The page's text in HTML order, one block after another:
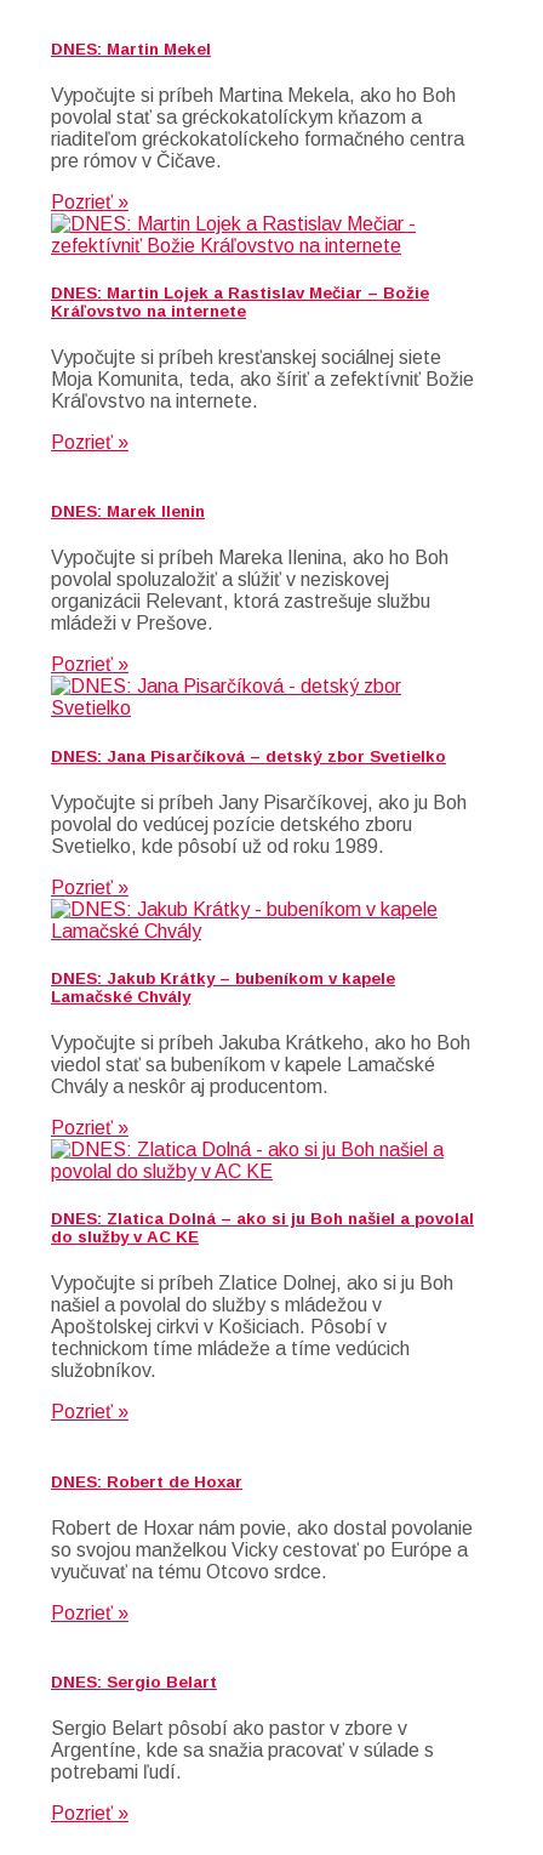
DNES: Martin Mekel
Vypočujte si príbeh Martina Mekela, ako ho Boh
povolal stať sa gréckokatolíckym kňazom a
riaditeľom gréckokatolíckeho formačného centra
pre rómov v Čičave.
Pozrieť »
DNES: Martin Lojek a Rastislav Mečiar – Božie
Kráľovstvo na internete
Vypočujte si príbeh kresťanskej sociálnej siete
Moja Komunita, teda, ako šíriť a zefektívniť Božie
Kráľovstvo na internete.
Pozrieť »
DNES: Marek Ilenin
Vypočujte si príbeh Mareka Ilenina, ako ho Boh
povolal spoluzaložiť a slúžiť v neziskovej
organizácii Relevant, ktorá zastrešuje službu
mládeži v Prešove.
Pozrieť »
DNES: Jana Pisarčíková – detský zbor Svetielko
Vypočujte si príbeh Jany Pisarčíkovej, ako ju Boh
povolal do vedúcej pozície detského zboru
Svetielko, kde pôsobí už od roku 1989.
Pozrieť »
DNES: Jakub Krátky – bubeníkom v kapele
Lamačské Chvály
Vypočujte si príbeh Jakuba Krátkeho, ako ho Boh
viedol stať sa bubeníkom v kapele Lamačské
Chvály a neskôr aj producentom.
Pozrieť »
DNES: Zlatica Dolná – ako si ju Boh našiel a povolal
do služby v AC KE
Vypočujte si príbeh Zlatice Dolnej, ako si ju Boh
našiel a povolal do služby s mládežou v
Apoštolskej cirkvi v Košiciach. Pôsobí v
technickom tíme mládeže a tíme vedúcich
služobníkov.
Pozrieť »
DNES: Robert de Hoxar
Robert de Hoxar nám povie, ako dostal povolanie
so svojou manželkou Vicky cestovať po Európe a
vyučuvať na tému Otcovo srdce.
Pozrieť »
DNES: Sergio Belart
Sergio Belart pôsobí ako pastor v zbore v
Argentíne, kde sa snažia pracovať v súlade s
potrebami ľudí.
Pozrieť »